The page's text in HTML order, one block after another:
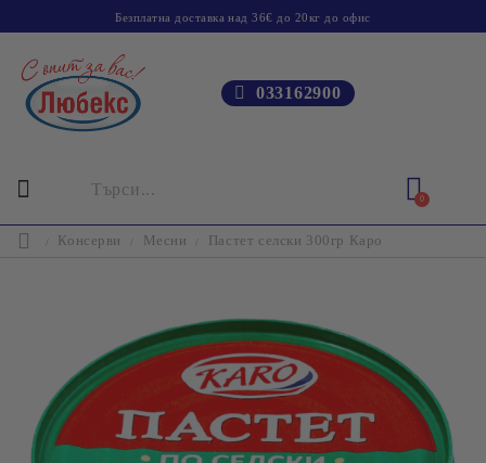
Безплатна доставка над 36€ до 20кг до офис
033162900
0
Консерви Месни Пастет селски 300гр Каро